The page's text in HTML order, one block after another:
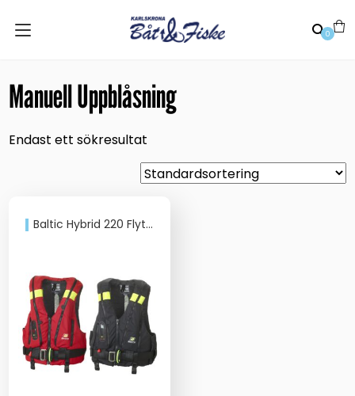
0
Manuell Uppblåsning
Endast ett sökresultat
Baltic Hybrid 220 Flytväst